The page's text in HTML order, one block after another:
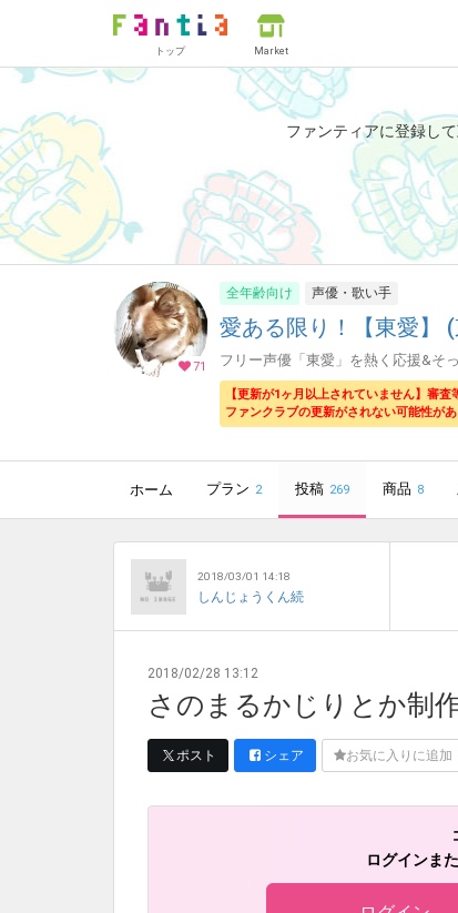
トップ Market
ファンティアに登録して
71
全年齢向け 声優・歌い手
愛ある限り！【東愛】
フリー声優「東愛」を熱く応援&そ
【更新が1ヶ月以上されていません】審
ファンクラブの更新がされない可能性があ
ホーム プラン 2 投稿 269 商品 8
2018/03/01 14:18
しんじょうくん続
2018/02/28 13:12
さのまるかじりとか制
ポスト シェア お気に入りに追加
ログインま